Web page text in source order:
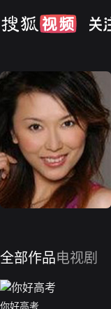
全部作品电视剧
你好高考